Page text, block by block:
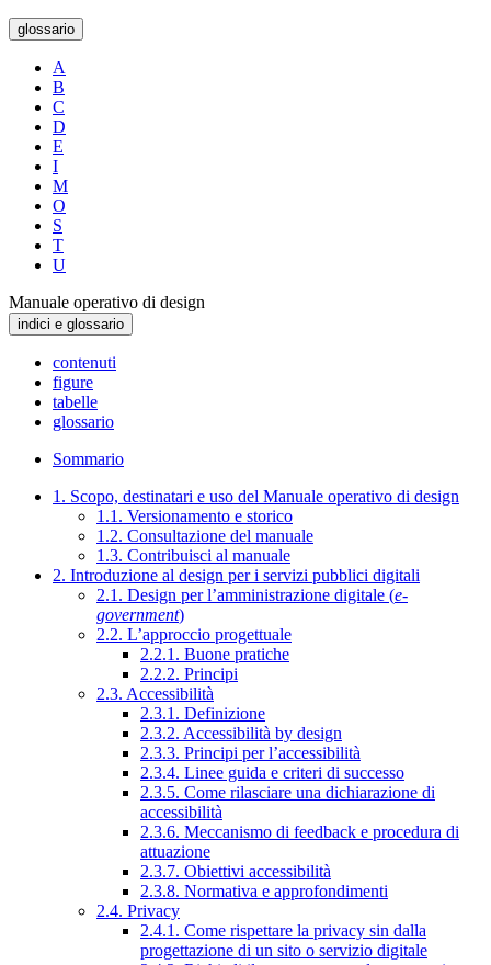
glossario
A
B
C
D
E
I
M
O
S
T
U
Manuale operativo di design
indici e glossario
contenuti
figure
tabelle
glossario
Sommario
1. Scopo, destinatari e uso del Manuale operativo di design
1.1. Versionamento e storico
1.2. Consultazione del manuale
1.3. Contribuisci al manuale
2. Introduzione al design per i servizi pubblici digitali
2.1. Design per l’amministrazione digitale (e-
government)
2.2. L’approccio progettuale
2.2.1. Buone pratiche
2.2.2. Principi
2.3. Accessibilità
2.3.1. Definizione
2.3.2. Accessibilità by design
2.3.3. Principi per l’accessibilità
2.3.4. Linee guida e criteri di successo
2.3.5. Come rilasciare una dichiarazione di
accessibilità
2.3.6. Meccanismo di feedback e procedura di
attuazione
2.3.7. Obiettivi accessibilità
2.3.8. Normativa e approfondimenti
2.4. Privacy
2.4.1. Come rispettare la privacy sin dalla
progettazione di un sito o servizio digitale